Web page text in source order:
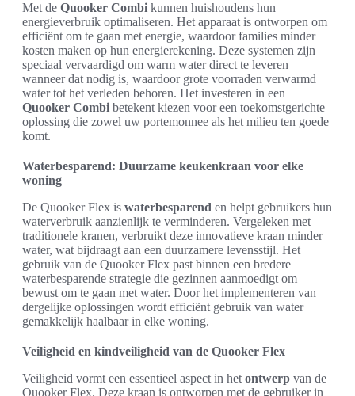
Met de Quooker Combi kunnen huishoudens hun
energieverbruik optimaliseren. Het apparaat is ontworpen om
efficiënt om te gaan met energie, waardoor families minder
kosten maken op hun energierekening. Deze systemen zijn
speciaal vervaardigd om warm water direct te leveren
wanneer dat nodig is, waardoor grote voorraden verwarmd
water tot het verleden behoren. Het investeren in een
Quooker Combi betekent kiezen voor een toekomstgerichte
oplossing die zowel uw portemonnee als het milieu ten goede
komt.
Waterbesparend: Duurzame keukenkraan voor elke
woning
De Quooker Flex is waterbesparend en helpt gebruikers hun
waterverbruik aanzienlijk te verminderen. Vergeleken met
traditionele kranen, verbruikt deze innovatieve kraan minder
water, wat bijdraagt aan een duurzamere levensstijl. Het
gebruik van de Quooker Flex past binnen een bredere
waterbesparende strategie die gezinnen aanmoedigt om
bewust om te gaan met water. Door het implementeren van
dergelijke oplossingen wordt efficiënt gebruik van water
gemakkelijk haalbaar in elke woning.
Veiligheid en kindveiligheid van de Quooker Flex
Veiligheid vormt een essentieel aspect in het ontwerp van de
Quooker Flex. Deze kraan is ontworpen met de gebruiker in